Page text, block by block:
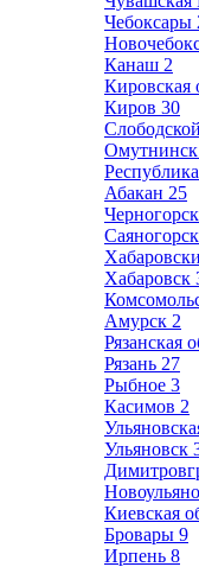
Чебоксары
Канаш 2
Кировская
Киров 30
Слободской
Омутнинск
Абакан 25
Черногорск
Саяногорск
Хабаровск
Амурск 2
Рязанская
Рязань 27
Рыбное 3
Касимов 2
Ульяновск
Киевская
Бровары 9
Ирпень 8